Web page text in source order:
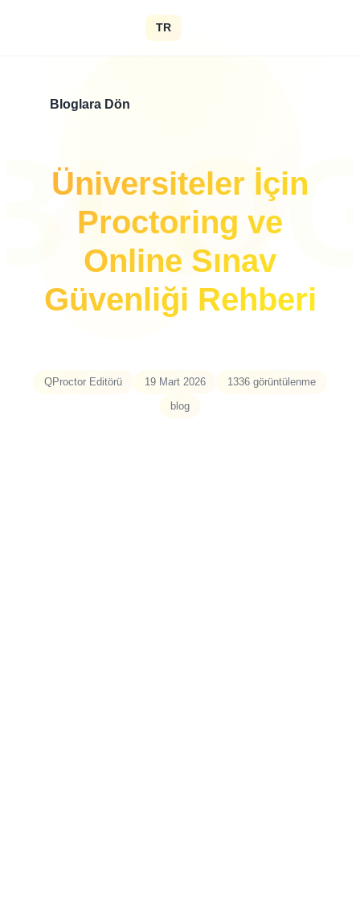
TR
Bloglara Dön
Üniversiteler İçin
Proctoring ve
Online Sınav
Güvenliği Rehberi
QProctor Editörü 19 Mart 2026 1336 görüntülenme
blog